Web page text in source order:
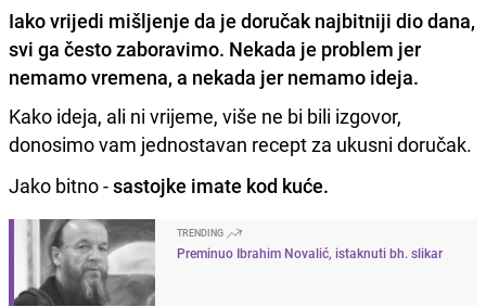
Iako vrijedi mišljenje da je doručak najbitniji dio dana,
svi ga često zaboravimo. Nekada je problem jer
nemamo vremena, a nekada jer nemamo ideja.
Kako ideja, ali ni vrijeme, više ne bi bili izgovor,
donosimo vam jednostavan recept za ukusni doručak.
Jako bitno -sastojke imate kod kuće.
TRENDING
Preminuo Ibrahim Novalić, istaknuti bh. slikar